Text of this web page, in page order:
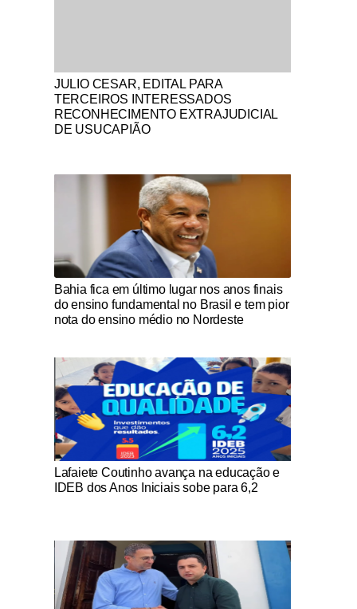
Notícias Católicas
JULIO CESAR, EDITAL PARA
TERCEIROS INTERESSADOS
RECONHECIMENTO EXTRAJUDICIAL
DE USUCAPIÃO
Notícias Católicas
Bahia fica em último lugar nos anos finais
do ensino fundamental no Brasil e tem pior
nota do ensino médio no Nordeste
Notícias Católicas
Lafaiete Coutinho avança na educação e
IDEB dos Anos Iniciais sobe para 6,2